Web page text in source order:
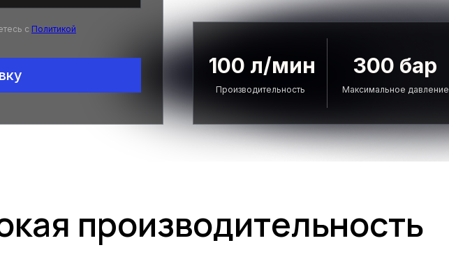
100 л/мин
Производительность
300 бар
Максимальное давление
с Политикой
производительность